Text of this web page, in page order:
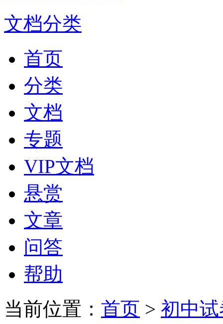
文档分类
首页
分类
文档
专题
VIP文档
悬赏
文章
问答
帮助
当前位置： 首页 > 初中